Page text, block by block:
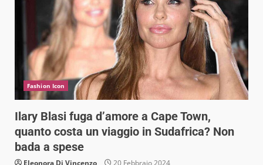
Fashion Icon
Ilary Blasi fuga d’amore a Cape Town,
quanto costa un viaggio in Sudafrica? Non
bada a spese
Eleonora Di Vincenzo 20 Febbraio 2024